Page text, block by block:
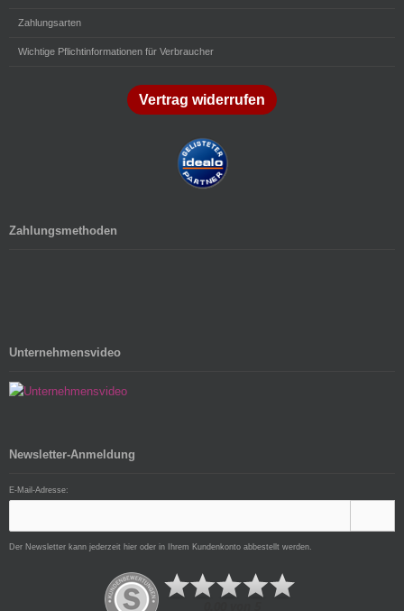
Zahlungsarten
Wichtige Pflichtinformationen für Verbraucher
Vertrag widerrufen
Zahlungsmethoden
Unternehmensvideo
Newsletter-Anmeldung
E-Mail-Adresse:
Der Newsletter kann jederzeit hier oder in Ihrem Kundenkonto abbestellt werden.